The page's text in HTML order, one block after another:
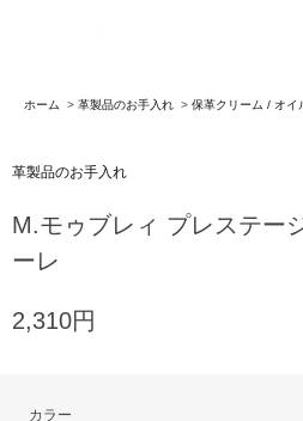
ホーム > 革製品のお手入れ > 保革クリーム / オイ
革製品のお手入れ
M.モゥブレィ プレステー
ーレ
2,310円
カラー